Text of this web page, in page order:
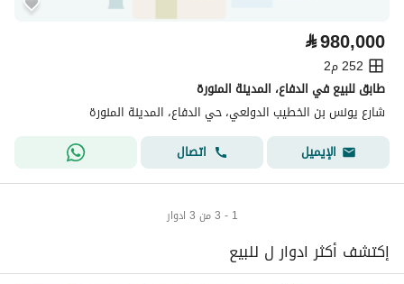
⃁980,000
252 م2
طابق للبيع في الدفاع، المدينة المنورة
شارع يونس بن الخطيب الدولعي، حي الدفاع، المدينة المنورة
الإيميل
اتصال
1 - 3 من 3 ادوار
إكتشف أكثر ادوار ل للبيع